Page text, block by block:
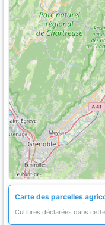
Carte des parcelles
Cultures déclarées dans